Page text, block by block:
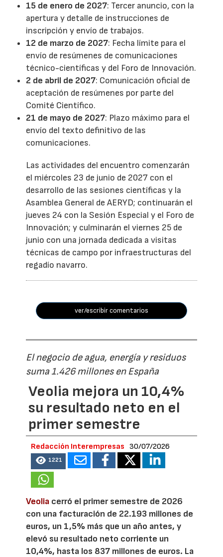
15 de enero de 2027: Tercer anuncio, con la
apertura y detalle de instrucciones de
inscripción y envío de trabajos.
12 de marzo de 2027: Fecha límite para el
envío de resúmenes de comunicaciones
técnico-científicas y del Foro de Innovación.
2 de abril de 2027: Comunicación oficial de
aceptación de resúmenes por parte del
Comité Científico.
21 de mayo de 2027: Plazo máximo para el
envío del texto definitivo de las
comunicaciones.
Las actividades del encuentro comenzarán
el miércoles 23 de junio de 2027 con el
desarrollo de las sesiones científicas y la
Asamblea General de AERYD; continuarán el
jueves 24 con la Sesión Especial y el Foro de
Innovación; y culminarán el viernes 25 de
junio con una jornada dedicada a visitas
técnicas de campo por infraestructuras del
regadío navarro.
ver/escribir comentarios
El negocio de agua, energía y residuos
suma 1.426 millones en España
Veolia mejora un 10,4%
su resultado neto en el
primer semestre
Redacción Interempresas 30/07/2026
1221
Veolia cerró el primer semestre de 2026
con una facturación de 22.193 millones de
euros, un 1,5% más que un año antes, y
elevó su resultado neto corriente un
10,4%, hasta los 837 millones de euros. La